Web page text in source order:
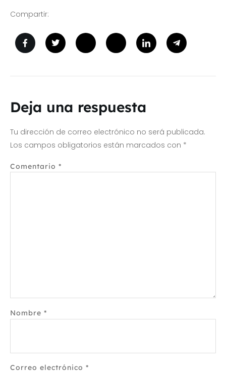
Compartir:
Deja una respuesta
Tu dirección de correo electrónico no será publicada.
Los campos obligatorios están marcados con *
Comentario *
Nombre *
Correo electrónico *